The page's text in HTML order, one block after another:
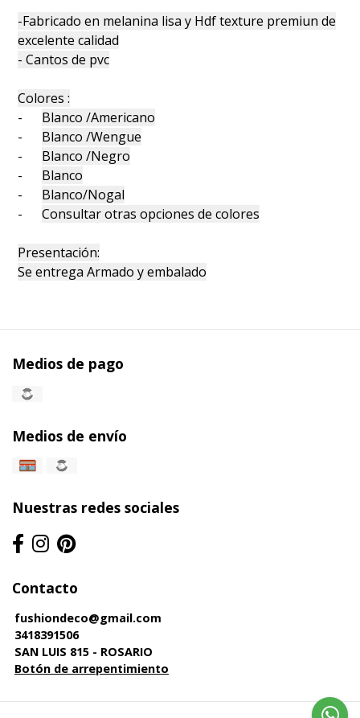
-Fabricado en melanina lisa y Hdf texture premiun de
excelente calidad
- Cantos de pvc
Colores :
- Blanco /Americano
- Blanco /Wengue
- Blanco /Negro
- Blanco
- Blanco/Nogal
-Consultar otras opciones de colores
Presentación:
Se entrega Armado y embalado
Medios de pago
Medios de envío
Nuestras redes sociales
Contacto
fushiondeco@gmail.com
3418391506
SAN LUIS 815 - ROSARIO
Botón de arrepentimiento